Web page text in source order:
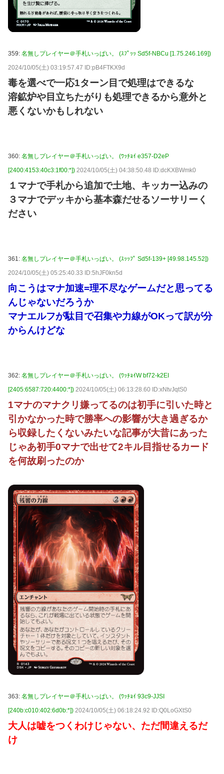
359: 名無しプレイヤー＠手札いっぱい。 (ｽﾌﾟｯｯ Sd5f-NBCu [1.75.246.169])
2024/10/05(土) 03:19:57.47 ID:pB4FTKX9d
毒を選べで一応1ターン目で処理はできるな
溶鉱炉や目立ちたがりも処理できるから意外と
悪くないかもしれない
360: 名無しプレイヤー＠手札いっぱい。 (ﾜｯﾁｮｲ e357-D2eP
[2400:4153:40c3:1f00:*]) 2024/10/05(土) 04:38:50.48 ID:dcKXBWmk0
１マナで手札から追加で土地、キッカー込みの
３マナでデッキから基本森だせるソーサリーく
ださい
361: 名無しプレイヤー＠手札いっぱい。 (ｽｯｯﾌﾟ Sd5f-139+ [49.98.145.52])
2024/10/05(土) 05:25:40.33 ID:5hJF0kn5d
向こうはマナ加速=理不尽なゲームだと思ってる
んじゃないだろうか
マナエルフが駄目で召集や力線がOKって訳が分
からんけどな
362: 名無しプレイヤー＠手札いっぱい。 (ﾜｯﾁｮｲW bf72-k2EI
[2405:6587:720:4400:*]) 2024/10/05(土) 06:13:28.60 ID:xNtvJqtS0
1マナのマナクリ嫌ってるのは初手に引いた時と
引かなかった時で勝率への影響が大き過ぎるか
ら収録したくないみたいな記事が大昔にあった
じゃあ初手0マナで出せて2キル目指せるカード
を何故刷ったのか
363: 名無しプレイヤー＠手札いっぱい。 (ﾜｯﾁｮｲ 93c9-JJSI
[240b:c010:402:6d0b:*]) 2024/10/05(土) 06:18:24.92 ID:Q0LoGXtS0
大人は嘘をつくわけじゃない、ただ間違えるだ
け